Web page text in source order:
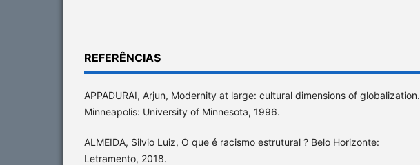
REFERÊNCIAS
APPADURAI, Arjun, Modernity at large: cultural dimensions of globalization.
Minneapolis: University of Minnesota, 1996.
ALMEIDA, Silvio Luiz, O que é racismo estrutural ? Belo Horizonte:
Letramento, 2018.